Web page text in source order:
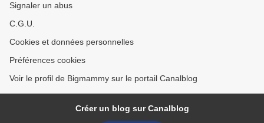
Signaler un abus
C.G.U.
Cookies et données personnelles
Préférences cookies
Voir le profil de Bigmammy sur le portail Canalblog
Créer un blog sur Canalblog